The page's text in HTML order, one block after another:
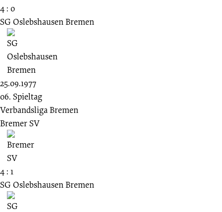
4 : 0
SG Oslebshausen Bremen
25.09.1977
06. Spieltag
Verbandsliga Bremen
Bremer SV
4 : 1
SG Oslebshausen Bremen